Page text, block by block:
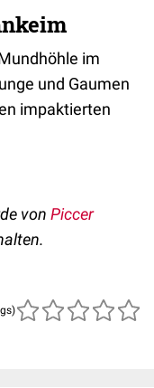
im
und Gaumen
impaktierten
von Piccer